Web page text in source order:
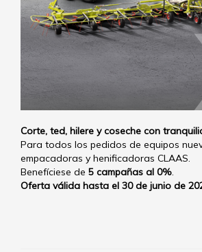
Corte, ted, hilere y coseche con
Para todos los pedidos de equipos
empacadoras y henificadoras CLAAS.
Benefíciese de 5 campañas al 0%.
Oferta válida hasta el 30 de junio de